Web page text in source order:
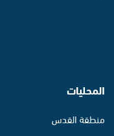
المحليات
منطقة القدس